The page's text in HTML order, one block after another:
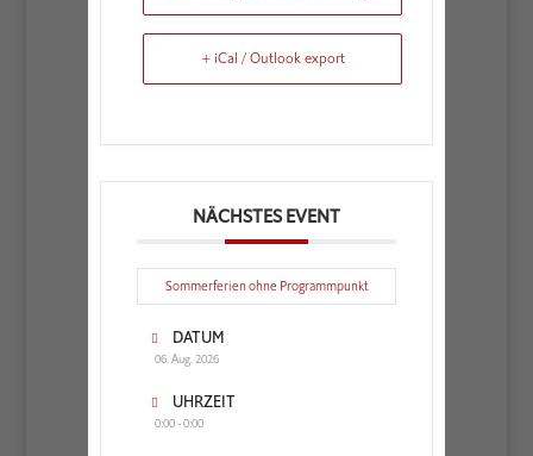
+ iCal / Outlook export
NÄCHSTES EVENT
Sommerferien ohne Programmpunkt
DATUM
06. Aug. 2026
UHRZEIT
0:00 - 0:00